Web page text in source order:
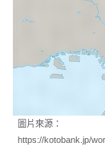
圖片來源：
https://kotobank.jp/